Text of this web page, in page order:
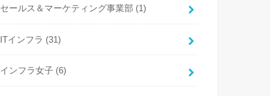
セールス＆マーケティング事業部 (1)
ITインフラ (31)
インフラ女子 (6)